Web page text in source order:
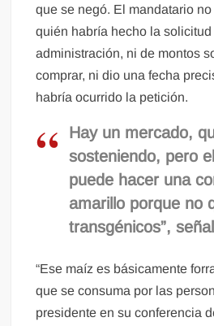
que se negó. El mandatario
quién habría hecho la solicitud
administración, ni de montos
comprar, ni dio una fecha
habría ocurrido la petición.
Hay un mercado,
sosteniendo, pero
puede hacer una
amarillo porque no
transgénicos”,
“Ese maíz es básicamente
que se consuma por las
presidente en su conferencia